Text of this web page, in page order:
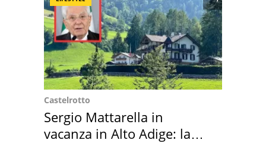
Castelrotto
Sergio Mattarella in
vacanza in Alto Adige: la